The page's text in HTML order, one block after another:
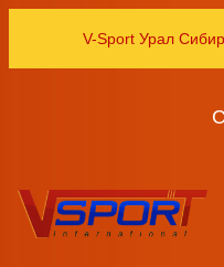
V-Sport Урал